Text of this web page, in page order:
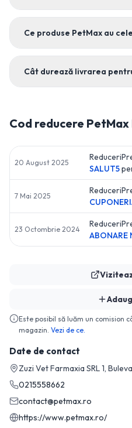
Este posibil să luăm un comision
magazin. Vezi de ce.
Date de contact
Zuzi Vet Farmaxia SRL 1,
0215558662
contact@petmax.ro
https://www.petmax.ro/
Ce produse PetMax au
Cât durează livrarea
Cod reducere PetMax
20 August 2025
SALUT5
7 Mai 2025
23 Octombrie 2024
ABONARE